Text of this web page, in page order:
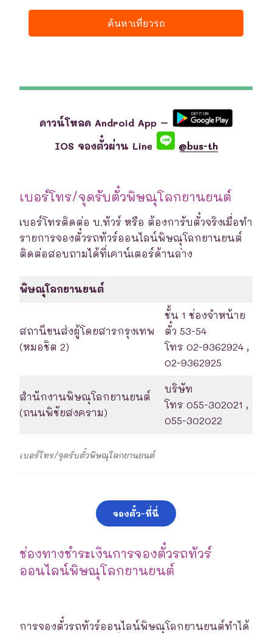
ดาวน์โหลด Android App –
IOS จองตั๋วผ่าน Line
@bus-th
เบอร์โทร/จุดรับตั๋วพิษณุโลกยานยนต์
เบอร์โทรติดต่อ บ.ทัวร์ หรือ ต้องการับตั๋วจริงเมื่อทำ
รายการจองตั๋วรถทัวร์ออนไลน์พิษณุโลกยานยนต์
ติดต่อสอบถามได้ที่เคาน์เตอร์ด้านล่าง
พิษณุโลกยานยนต์
สถานีขนส่งผู้โดยสารกรุงเทพ
(หมอชิต 2)
ชั้น 1 ช่องจำหน้าย
ตั๋ว 53-54
โทร 02-9362924 ,
02-9362925
สำนักงานพิษณุโลกยานยนต์
(ถนนพิชัยสงคราม)
บริษัท
โทร 055-302021 ,
055-302022
เบอร์โทร/จุดรับตั๋วพิษณุโลกยานยนต์
จองตั๋ว-ที่นี่
ช่องทางชำระเงินการจองตั๋วรถทัวร์
ออนไลน์พิษณุโลกยานยนต์
การจองตั๋วรถทัวร์ออนไลน์พิษณุโลกยานยนต์ทำได้